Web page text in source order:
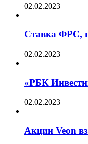
02.02.2023
Ставка ФРС,
02.02.2023
«РБК
02.02.2023
Акции Veon